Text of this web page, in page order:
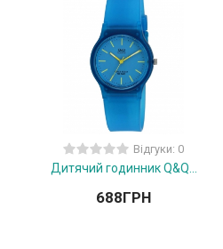
Відгуки: 0
Дитячий годинник Q&Q...
688ГРН